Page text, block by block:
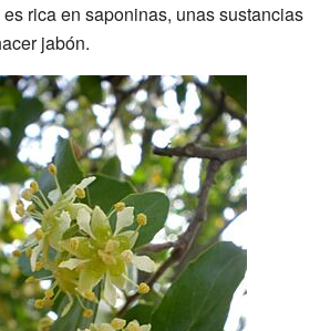
rica en saponinas, unas sustancias
jabón.